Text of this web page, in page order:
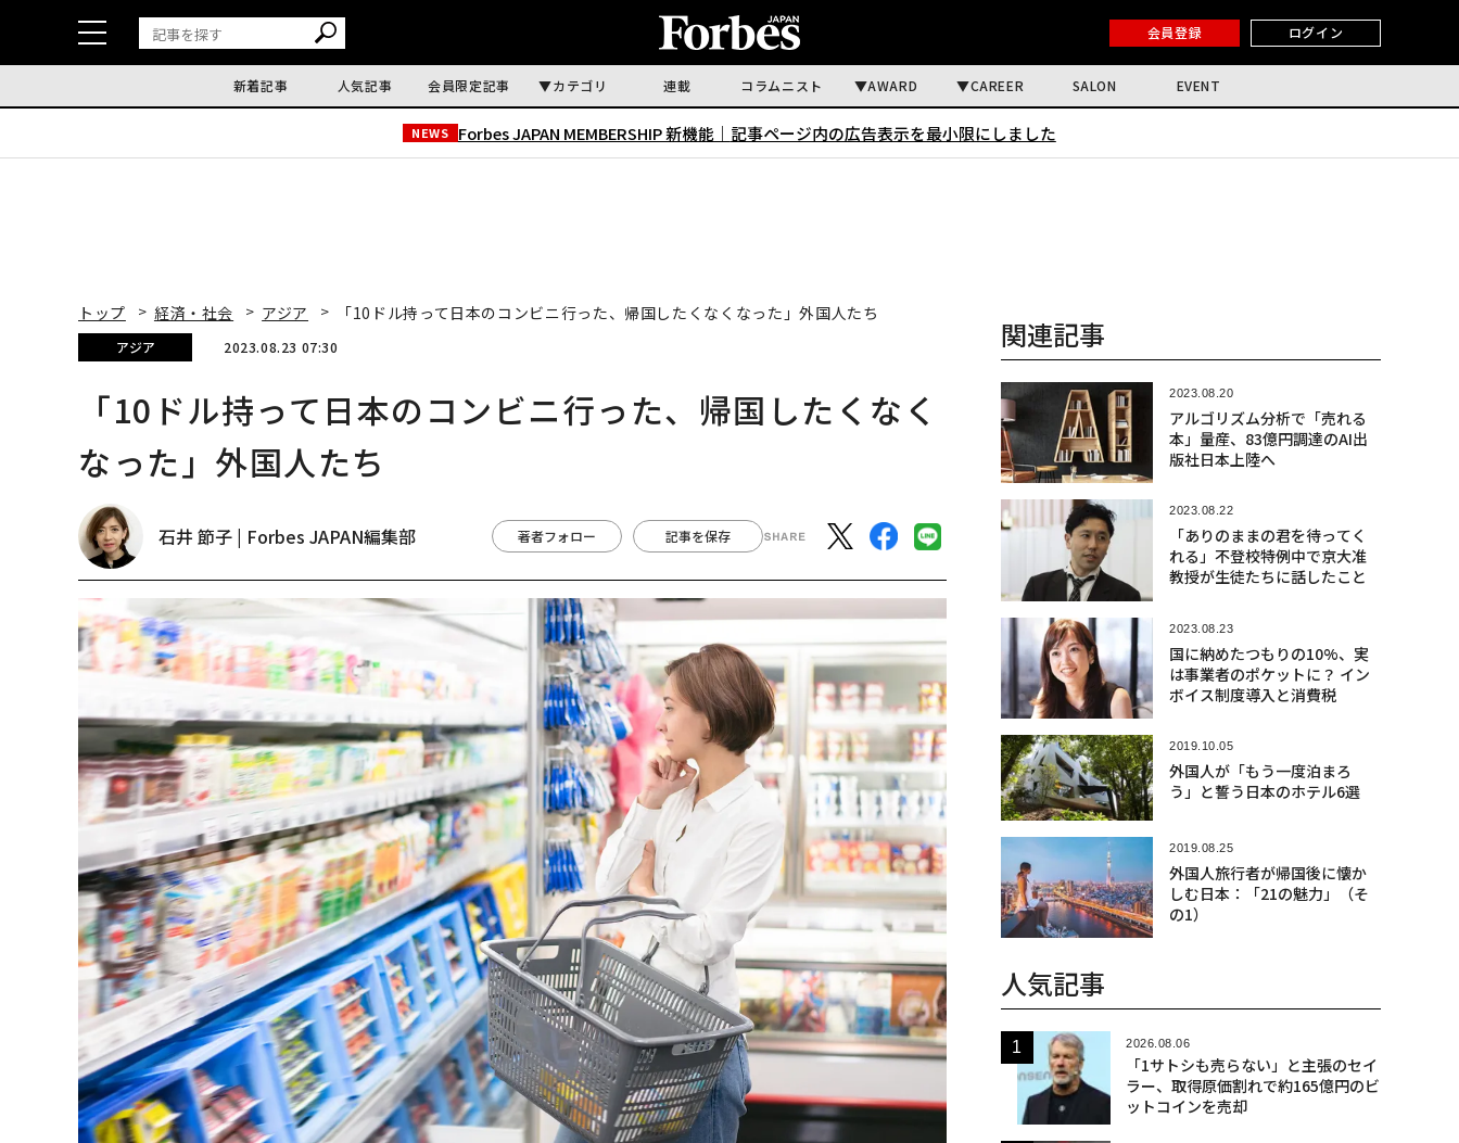
会員登録 ログイン
新着記事 人気記事 会員限定記事 カテゴリ 連載 コラムニスト AWARD CAREER SALON EVENT
NEWS Forbes JAPAN MEMBERSHIP 新機能｜ 記事ページ内の広告表示を最小限にしました
トップ 経済・社会 アジア 「10ドル持って日本のコンビニ行った、帰国したくなくなった」外国人たち
アジア 2023.08.23 07:30
「10ドル持って日本のコンビニ行った、帰国したくなく
なった」外国人たち
石井 節子 | Forbes JAPAN編集部 著者フォロー 記事を保存
関連記事
2023.08.20
アルゴリズム分析で「売れる
本」量産、83億円調達のAI出
版社日本上陸へ
2023.08.22
「ありのままの君を待ってく
れる」不登校特例中で京大准
教授が生徒たちに話したこと
2023.08.23
国に納めたつもりの10%、実
は事業者のポケットに？ イン
ボイス制度導入と消費税
2019.10.05
外国人が「もう一度泊まろ
う」と誓う日本のホテル6選
2019.08.25
外国人旅行者が帰国後に懐か
しむ日本：「21の魅力」（そ
の1）
人気記事
2026.08.06
「1サトシも売らない」と主張のセイ
ラー、取得原価割れで約165億円のビ
ットコインを売却